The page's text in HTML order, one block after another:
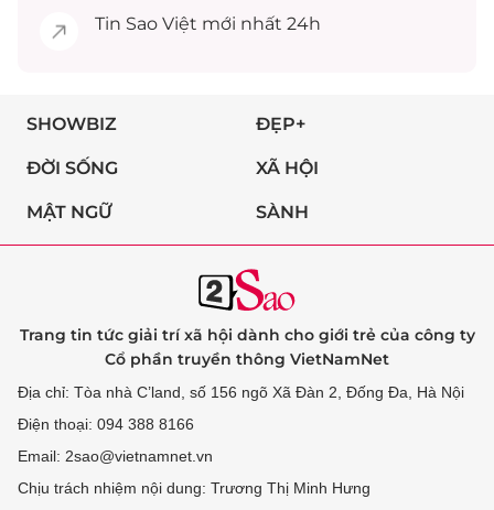
Tin Sao Việt mới nhất 24h
SHOWBIZ ĐẸP+
ĐỜI SỐNG XÃ HỘI
MẬT NGỮ SÀNH
Trang tin tức giải trí xã hội dành cho giới trẻ của công ty
Cổ phần truyền thông VietNamNet
Địa chỉ: Tòa nhà C’land, số 156 ngõ Xã Đàn 2, Đống Đa, Hà Nội
Điện thoại: 094 388 8166
Email: 2sao@vietnamnet.vn
Chịu trách nhiệm nội dung: Trương Thị Minh Hưng